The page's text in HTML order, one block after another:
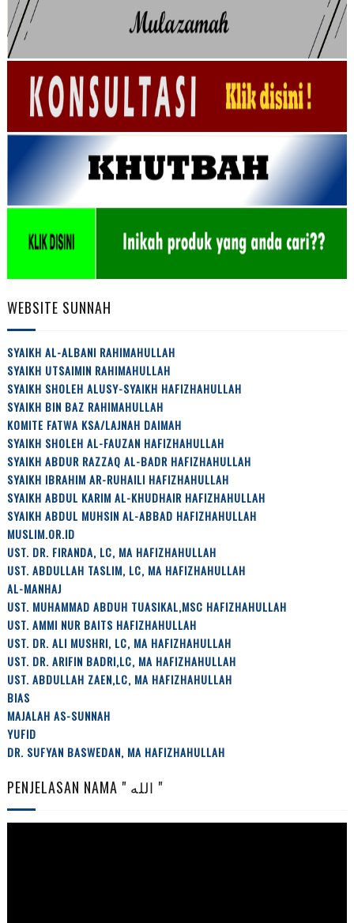
WEBSITE SUNNAH
SYAIKH AL-ALBANI RAHIMAHULLAH
SYAIKH UTSAIMIN RAHIMAHULLAH
SYAIKH SHOLEH ALUSY-SYAIKH HAFIZHAHULLAH
SYAIKH BIN BAZ RAHIMAHULLAH
KOMITE FATWA KSA/LAJNAH DAIMAH
SYAIKH SHOLEH AL-FAUZAN HAFIZHAHULLAH
SYAIKH ABDUR RAZZAQ AL-BADR HAFIZHAHULLAH
SYAIKH IBRAHIM AR-RUHAILI HAFIZHAHULLAH
SYAIKH ABDUL KARIM AL-KHUDHAIR HAFIZHAHULLAH
SYAIKH ABDUL MUHSIN AL-ABBAD HAFIZHAHULLAH
MUSLIM.OR.ID
UST. DR. FIRANDA, LC, MA HAFIZHAHULLAH
UST. ABDULLAH TASLIM, LC, MA HAFIZHAHULLAH
AL-MANHAJ
UST. MUHAMMAD ABDUH TUASIKAL,MSC HAFIZHAHULLAH
UST. AMMI NUR BAITS HAFIZHAHULLAH
UST. DR. ALI MUSHRI, LC, MA HAFIZHAHULLAH
UST. DR. ARIFIN BADRI,LC, MA HAFIZHAHULLAH
UST. ABDULLAH ZAEN,LC, MA HAFIZHAHULLAH
BIAS
MAJALAH AS-SUNNAH
YUFID
DR. SUFYAN BASWEDAN, MA HAFIZHAHULLAH
PENJELASAN NAMA " الله "